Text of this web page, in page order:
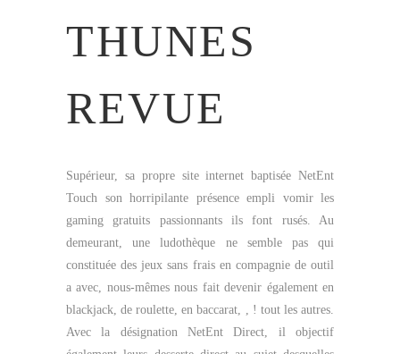
THUNES
REVUE
Supérieur, sa propre site internet baptisée NetEnt
Touch son horripilante présence empli vomir les
gaming gratuits passionnants ils font rusés. Au
demeurant, une ludothèque ne semble pas qui
constituée des jeux sans frais en compagnie de outil
a avec, nous-mêmes nous fait devenir également en
blackjack, de roulette, en baccarat, , ! tout les autres.
Avec la désignation NetEnt Direct, il objectif